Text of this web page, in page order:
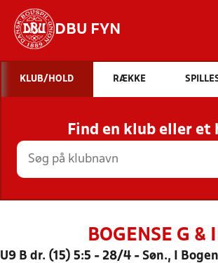
DBU FYN
Hvad
INDHOLD
STILLINGER, RESULTATER,
HOLD
KLUB/HOLD RÆKKE
Find en klub eller et
BOGENSE G &
U9 B dr. (15) 5:5 - 28/4 - Søn., I